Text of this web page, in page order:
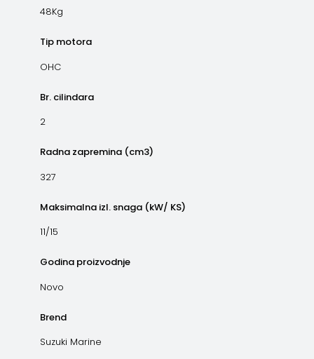
48Kg
Tip motora
OHC
Br. cilindara
2
Radna zapremina (cm3)
327
Maksimalna izl. snaga (kW/ KS)
11/15
Godina proizvodnje
Novo
Brend
Suzuki Marine